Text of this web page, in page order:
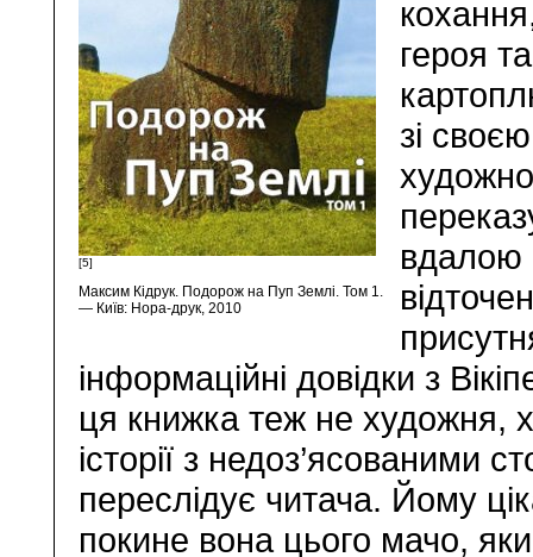
[5]
Максим Кідрук. Подорож на Пуп Землі. Том 1.
— Київ: Нора-друк, 2010
героя
зі
вдалою
інформаційні довідки з
ця книжка теж не художня,
історії з недоз’ясованими
переслідує читача. Йому
покине вона цього мачо,